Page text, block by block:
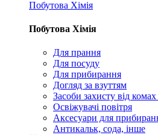
Побутова Хімія
Побутова Хімія
Для прання
Для посуду
Для прибирання
Догляд за взуттям
Засоби захисту від
Освіжувачі повітря
Аксесуари для
Антикальк, сода, інше